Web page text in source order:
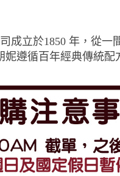
成立於1850 年，從
遵循百年經典傳統